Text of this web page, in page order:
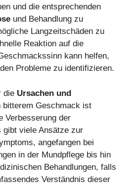
und die entsprechenden
und Behandlung zu
Langzeitschäden zu
Reaktion auf die
kann helfen,
Probleme zu identifizieren.
die Ursachen und
bitterem Geschmack ist
Verbesserung der
gibt viele Ansätze zur
angefangen bei
in der Mundpflege bis hin
Behandlungen, falls
Verständnis dieser